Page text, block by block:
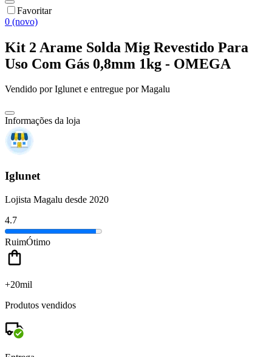
Favoritar
0 (novo)
Kit 2 Arame Solda Mig Revestido Para
Uso Com Gás 0,8mm 1kg - OMEGA
Vendido porIglunete entregue por Magalu
Informações da loja
Iglunet
Lojista Magalu desde 2020
4.7
RuimÓtimo
+20mil
Produtos vendidos